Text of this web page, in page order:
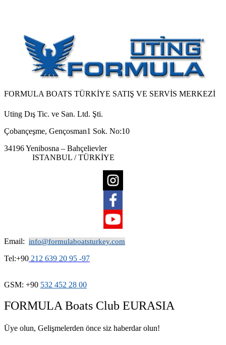
FORMULA BOATS TÜRKİYE SATIŞ VE SERVİS MERKEZİ
Uting Dış Tic. ve San. Ltd. Şti.
Çobançeşme, Gençosman1 Sok. No:10
34196 Yenibosna – Bahçelievler
ISTANBUL / TÜRKİYE
Email: info@formulaboatsturkey.com
Tel:+90 212 639 20 95 -97
GSM: +90 532 452 28 00
FORMULA Boats Club EURASIA
Üye olun, Gelişmelerden önce siz haberdar olun!